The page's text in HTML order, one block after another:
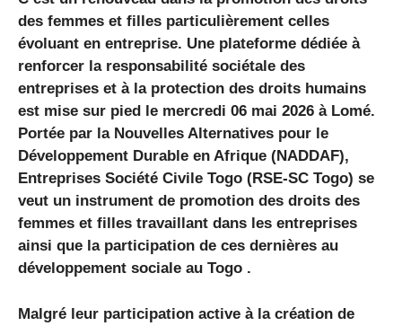
des femmes et filles particulièrement celles
évoluant en entreprise. Une plateforme dédiée à
renforcer la responsabilité sociétale des
entreprises et à la protection des droits humains
est mise sur pied le mercredi 06 mai 2026 à Lomé.
Portée par la Nouvelles Alternatives pour le
Développement Durable en Afrique (NADDAF),
Entreprises Société Civile Togo (RSE-SC Togo) se
veut un instrument de promotion des droits des
femmes et filles travaillant dans les entreprises
ainsi que la participation de ces dernières au
développement sociale au Togo .
Malgré leur participation active à la création de